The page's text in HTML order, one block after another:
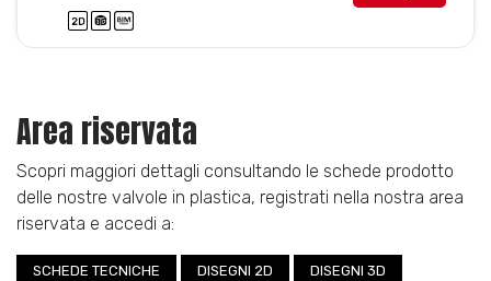
Area riservata
Scopri maggiori dettagli consultando le schede prodotto
delle nostre valvole in plastica, registrati nella nostra area
riservata e accedi a:
SCHEDE TECNICHE DISEGNI 2D DISEGNI 3D